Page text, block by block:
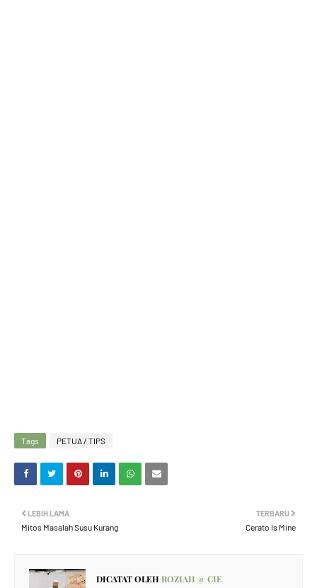
Tags PETUA / TIPS
TERBARU
Cerato Is Mine
LEBIH LAMA
Mitos Masalah Susu Kurang
DICATAT OLEH ROZIAH @ CIE